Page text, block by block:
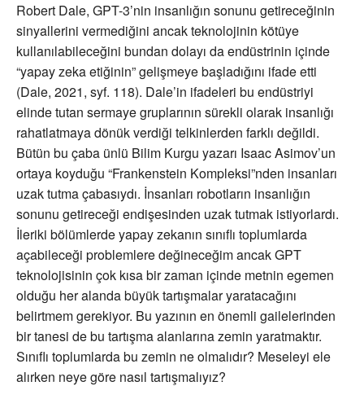
Robert Dale, GPT-3’nin insanlığın sonunu getireceğinin
sinyallerini vermediğini ancak teknolojinin kötüye
kullanılabileceğini bundan dolayı da endüstrinin içinde
“yapay zeka etiğinin” gelişmeye başladığını ifade etti
(Dale, 2021, syf. 118). Dale’in ifadeleri bu endüstriyi
elinde tutan sermaye gruplarının sürekli olarak insanlığı
rahatlatmaya dönük verdiği telkinlerden farklı değildi.
Bütün bu çaba ünlü Bilim Kurgu yazarı Isaac Asimov’un
ortaya koyduğu “Frankenstein Kompleksi”nden insanları
uzak tutma çabasıydı. İnsanları robotların insanlığın
sonunu getireceği endişesinden uzak tutmak istiyorlardı.
İleriki bölümlerde yapay zekanın sınıflı toplumlarda
açabileceği problemlere değineceğim ancak GPT
teknolojisinin çok kısa bir zaman içinde metnin egemen
olduğu her alanda büyük tartışmalar yaratacağını
belirtmem gerekiyor. Bu yazının en önemli gailelerinden
bir tanesi de bu tartışma alanlarına zemin yaratmaktır.
Sınıflı toplumlarda bu zemin ne olmalıdır? Meseleyi ele
alırken neye göre nasıl tartışmalıyız?